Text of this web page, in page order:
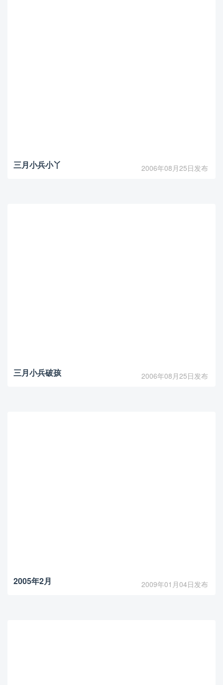
三月小兵小丫 2006年08月25日发布
三月小兵破孩 2006年08月25日发布
2005年2月 2009年01月04日发布